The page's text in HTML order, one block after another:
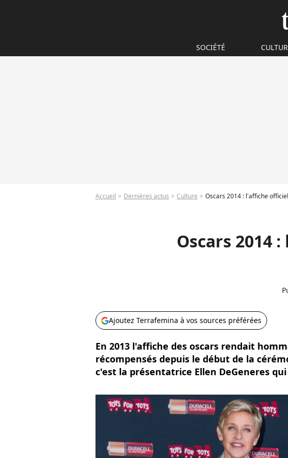
SOCIÉTÉ
Accueil Dernières actus Culture Oscars 2014 : l'affiche
Oscars 2014
Ajoutez Terrafemina à vos sources préférées
En 2013 l'affiche des oscars rendait
récompensés depuis le début de la
c'est la présentatrice Ellen DeGeneres